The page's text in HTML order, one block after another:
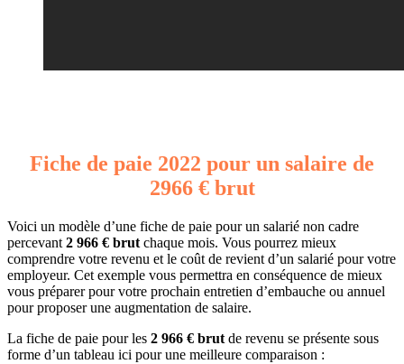
Fiche de paie 2022 pour un salaire de
2966 € brut
Voici un modèle d’une fiche de paie pour un salarié non cadre
percevant 2 966 € brut chaque mois. Vous pourrez mieux
comprendre votre revenu et le coût de revient d’un salarié pour votre
employeur. Cet exemple vous permettra en conséquence de mieux
vous préparer pour votre prochain entretien d’embauche ou annuel
pour proposer une augmentation de salaire.
La fiche de paie pour les 2 966 € brut de revenu se présente sous
forme d’un tableau ici pour une meilleure comparaison :